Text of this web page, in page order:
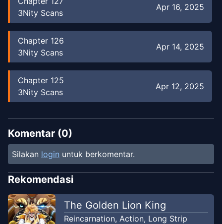
3Nity Scans
Apr 16, 2025
Chapter 126
3Nity Scans
Apr 14, 2025
Chapter 125
3Nity Scans
Apr 12, 2025
Komentar (0)
Silakan login untuk berkomentar.
Rekomendasi
The Golden Lion King
Reincarnation, Action, Long Strip